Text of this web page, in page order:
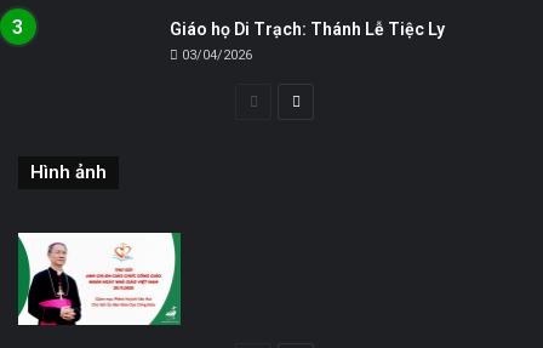
Giáo họ Di Trạch: Thánh Lễ Tiệc Ly
03/04/2026
Trang Trang
Hình ảnh